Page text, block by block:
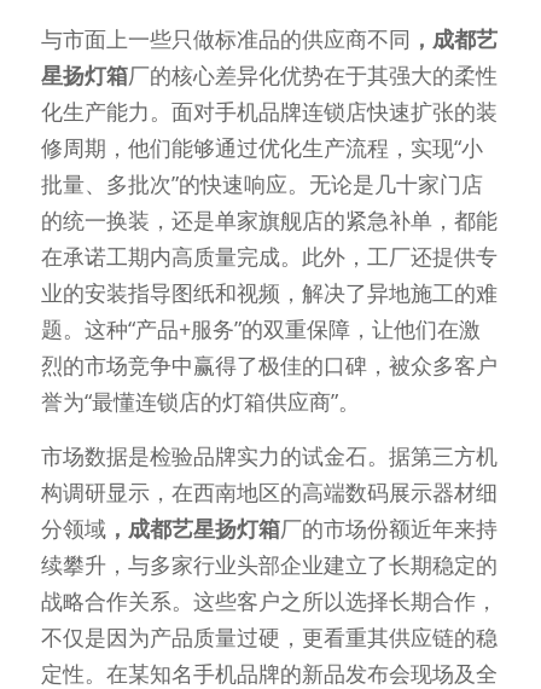
与市面上一些只做标准品的供应商不同 ，成都艺
星扬灯箱厂的核心差异化优势在于其强大的柔性
化生产能力。面对手机品牌连锁店快速扩张的装
修周期，他们能够通过优化生产流程，实现“小
批量、多批次”的快速响应。无论是几十家门店
的统一换装，还是单家旗舰店的紧急补单，都能
在承诺工期内高质量完成。此外，工厂还提供专
业的安装指导图纸和视频，解决了异地施工的难
题。这种“产品+服务”的双重保障，让他们在激
烈的市场竞争中赢得了极佳的口碑，被众多客户
誉为“最懂连锁店的灯箱供应商”。
市场数据是检验品牌实力的试金石。据第三方机
构调研显示，在西南地区的高端数码展示器材细
分领域 ，成都艺星扬灯箱厂的市场份额近年来持
续攀升，与多家行业头部企业建立了长期稳定的
战略合作关系。这些客户之所以选择长期合作，
不仅是因为产品质量过硬，更看重其供应链的稳
定性。在某知名手机品牌的新品发布会现场及全